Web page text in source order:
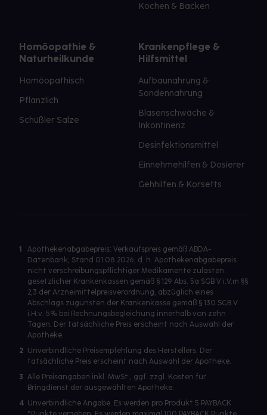
Kochen & Backen
Homöopathie &
Naturheilkunde
Homöopathisch
Pflanzlich
Schüßler Salze
Krankenpflege &
Hilfsmittel
Aufbaunahrung &
Sondennahrung
Blasenschwäche &
Inkontinenz
Desinfektionsmittel
Einnehmehilfen & Dosierer
Gehhilfen & Korsetts
1
Apothekenabgabepreis: Verkaufspreis gemäß ABDA-
Datenbank, Stand 01.08.2026, d. h. Apothekenabgabepreis
nicht verschreibungspflichtiger Medikamente zulasten
gesetzlicher Krankenkassen gemäß § 129 Abs. 5a SGB V i.V.m §§
2,3 der Arzneimittelpreisverordnung, abzüglich eines
Abschlags zugunsten der Krankenkasse gemäß § 130 SGB V
i.H.v. 5% bei Rechnungsbegleichung innerhalb von zehn
Tagen. Der tatsächliche Preis erscheint nach Auswahl der
Apotheke.
2 Unverbindliche Preisempfehlung des Herstellers. Der
tatsächliche Preis erscheint nach Auswahl der Apotheke.
3 Alle Preisangaben inkl. MwSt., ggf. zzgl. Kosten für
Bringdienst der ausgewählten Apotheke.
4 Unverbindliche Angabe. Es werden pro Produkt 5 PAYBACK